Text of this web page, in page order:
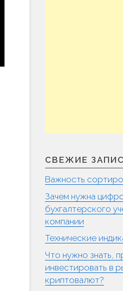
СВЕЖИЕ
Важность
Зачем нужна
бухгалтерского
компании
Технические
Что нужно знать,
инвестировать в
криптовалют?